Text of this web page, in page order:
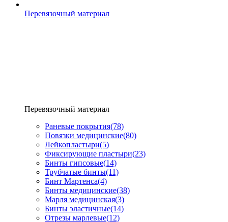
Перевязочный материал
Перевязочный материал
Раневые покрытия(78)
Повязки медицинские(80)
Лейкопластыри(5)
Фиксирующие пластыри(23)
Бинты гипсовые(14)
Трубчатые бинты(11)
Бинт Мартенса(4)
Бинты медицинские(38)
Марля медицинская(3)
Бинты эластичные(14)
Отрезы марлевые(12)